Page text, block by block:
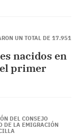
UN TOTAL DE 17.951
nacidos en
primer
DEL CONSEJO
DE LA EMIGRACIÓN